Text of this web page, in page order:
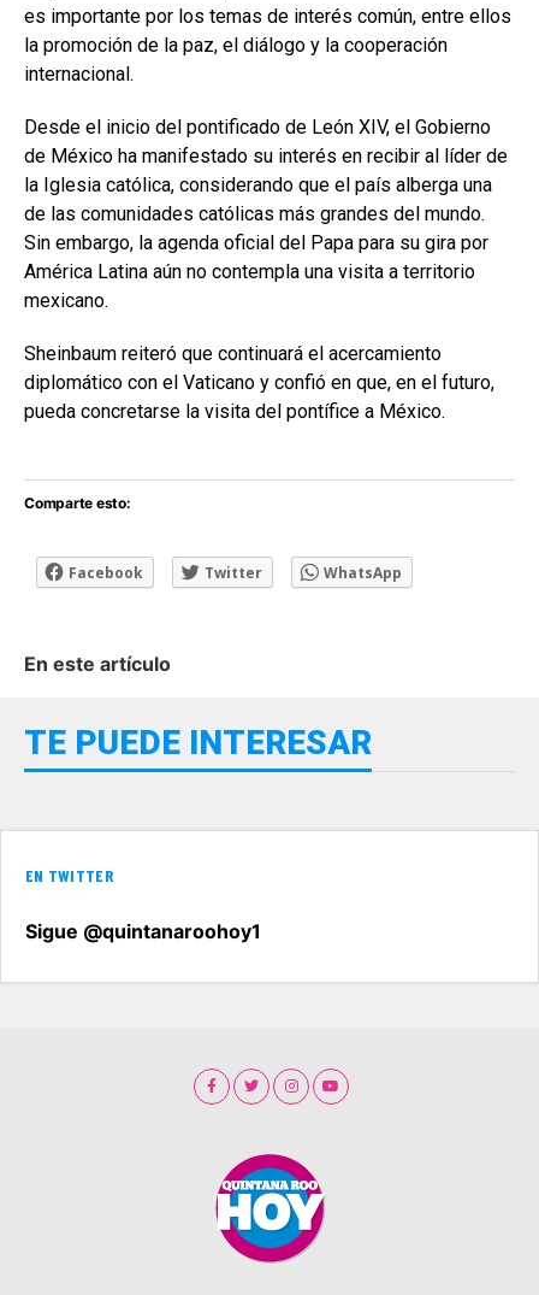
es importante por los temas de interés común, entre ellos
la promoción de la paz, el diálogo y la cooperación
internacional.
Desde el inicio del pontificado de León XIV, el Gobierno
de México ha manifestado su interés en recibir al líder de
la Iglesia católica, considerando que el país alberga una
de las comunidades católicas más grandes del mundo.
Sin embargo, la agenda oficial del Papa para su gira por
América Latina aún no contempla una visita a territorio
mexicano.
Sheinbaum reiteró que continuará el acercamiento
diplomático con el Vaticano y confió en que, en el futuro,
pueda concretarse la visita del pontífice a México.
Comparte esto:
Facebook Twitter WhatsApp
En este artículo
TE PUEDE INTERESAR
EN TWITTER
Sigue @quintanaroohoy1